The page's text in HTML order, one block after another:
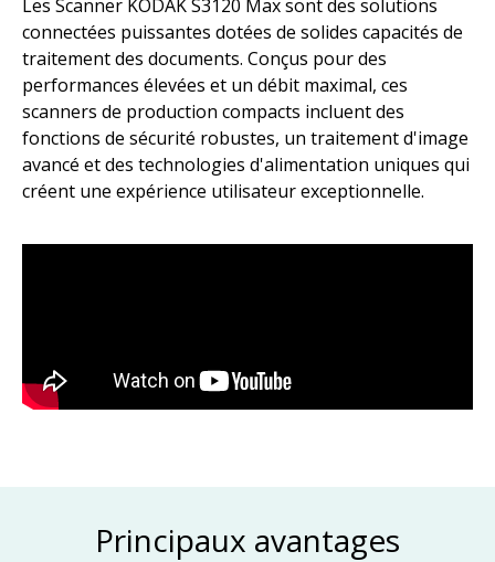
Les Scanner KODAK S3120 Max sont des solutions
connectées puissantes dotées de solides capacités de
traitement des documents. Conçus pour des
performances élevées et un débit maximal, ces
scanners de production compacts incluent des
fonctions de sécurité robustes, un traitement d'image
avancé et des technologies d'alimentation uniques qui
créent une expérience utilisateur exceptionnelle. ​
Principaux avantages